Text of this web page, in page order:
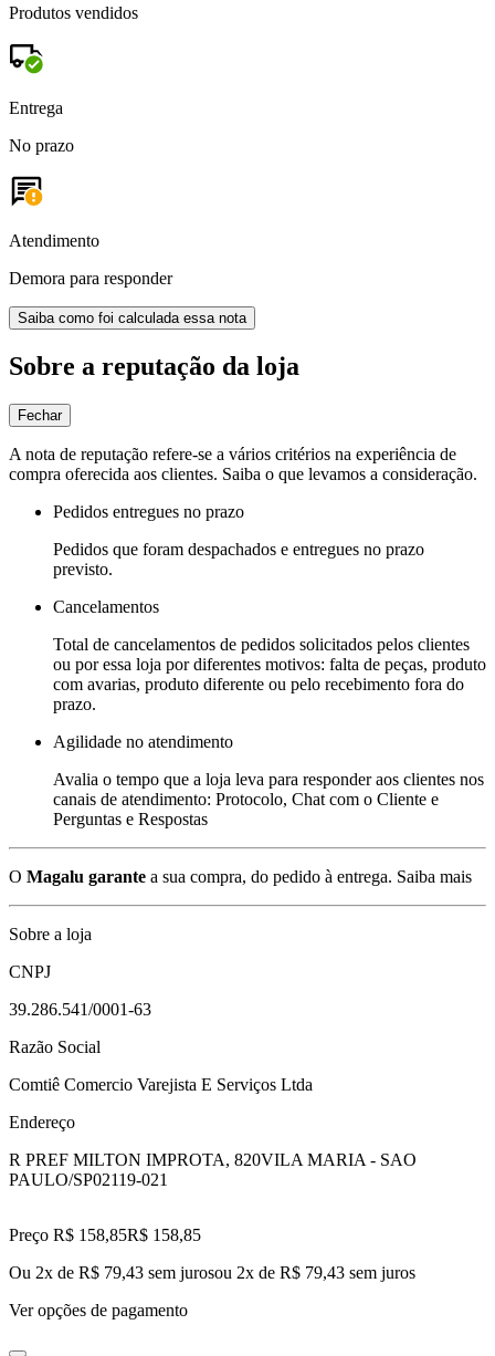
Produtos vendidos
Entrega
No prazo
Atendimento
Demora para responder
Saiba como foi calculada essa nota
Sobre a reputação da loja
Fechar
A nota de reputação refere-se a vários critérios na experiência de
compra oferecida aos clientes. Saiba o que levamos a consideração.
Pedidos entregues no prazo
Pedidos que foram despachados e entregues no prazo
previsto.
Cancelamentos
Total de cancelamentos de pedidos solicitados pelos clientes
ou por essa loja por diferentes motivos: falta de peças, produto
com avarias, produto diferente ou pelo recebimento fora do
prazo.
Agilidade no atendimento
Avalia o tempo que a loja leva para responder aos clientes nos
canais de atendimento: Protocolo, Chat com o Cliente e
Perguntas e Respostas
O Magalu garante a sua compra, do pedido à entrega. Saiba mais
Sobre a loja
CNPJ
39.286.541/0001-63
Razão Social
Comtiê Comercio Varejista E Serviços Ltda
Endereço
R PREF MILTON IMPROTA, 820VILA MARIA - SAO
PAULO/SP02119-021
Preço R$ 158,85R$ 158,85
Ou 2x de R$ 79,43 sem jurosou 2x de R$ 79,43 sem juros
Ver opções de pagamento